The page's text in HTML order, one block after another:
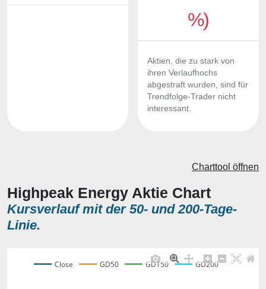
%)
Aktien, die zu stark von
ihren Verlaufhochs
abgestraft wurden, sind für
Trendfolge-Trader nicht
interessant.
Highpeak Energy Aktie Chart
Kursverlauf mit der 50- und 200-Tage-
Linie.
Charttool öffnen
Close GD50 GD150 GD200